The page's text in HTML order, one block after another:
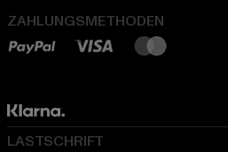
ZAHLUNGSMETHODEN
LASTSCHRIFT